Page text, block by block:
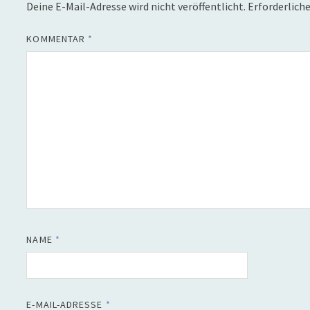
Deine E-Mail-Adresse wird nicht veröffentlicht.
KOMMENTAR *
NAME *
E-MAIL-ADRESSE *